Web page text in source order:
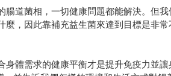
道菌相，一切健康問題都能解決。但
，因此靠補充益生菌來達到目標是非常
體需求的健康平衡才是提升免疫力並